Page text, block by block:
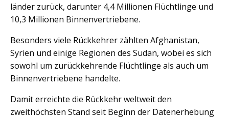
länder zurück, darunter 4,4 Millionen Flüchtlinge und
10,3 Millionen Binnenvertriebene.
Besonders viele Rückkehrer zählten Afghanistan,
Syrien und einige Regionen des Sudan, wobei es sich
sowohl um zurückkehrende Flüchtlinge als auch um
Binnenvertriebene handelte.
Damit erreichte die Rückkehr weltweit den
zweithöchsten Stand seit Beginn der Datenerhebung